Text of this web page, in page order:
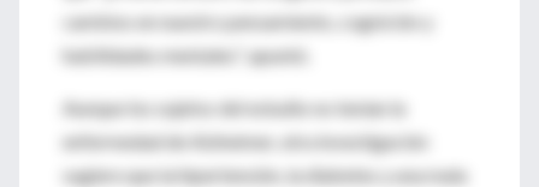
cambios en nuestro pensamiento, cognición y
habilidades mentales", apuntó.
Aunque los sujetos del estudio no tenían la
enfermedad de Alzheimer, otra investigación
sugiere que la hipertensión, la diabetes y una mala